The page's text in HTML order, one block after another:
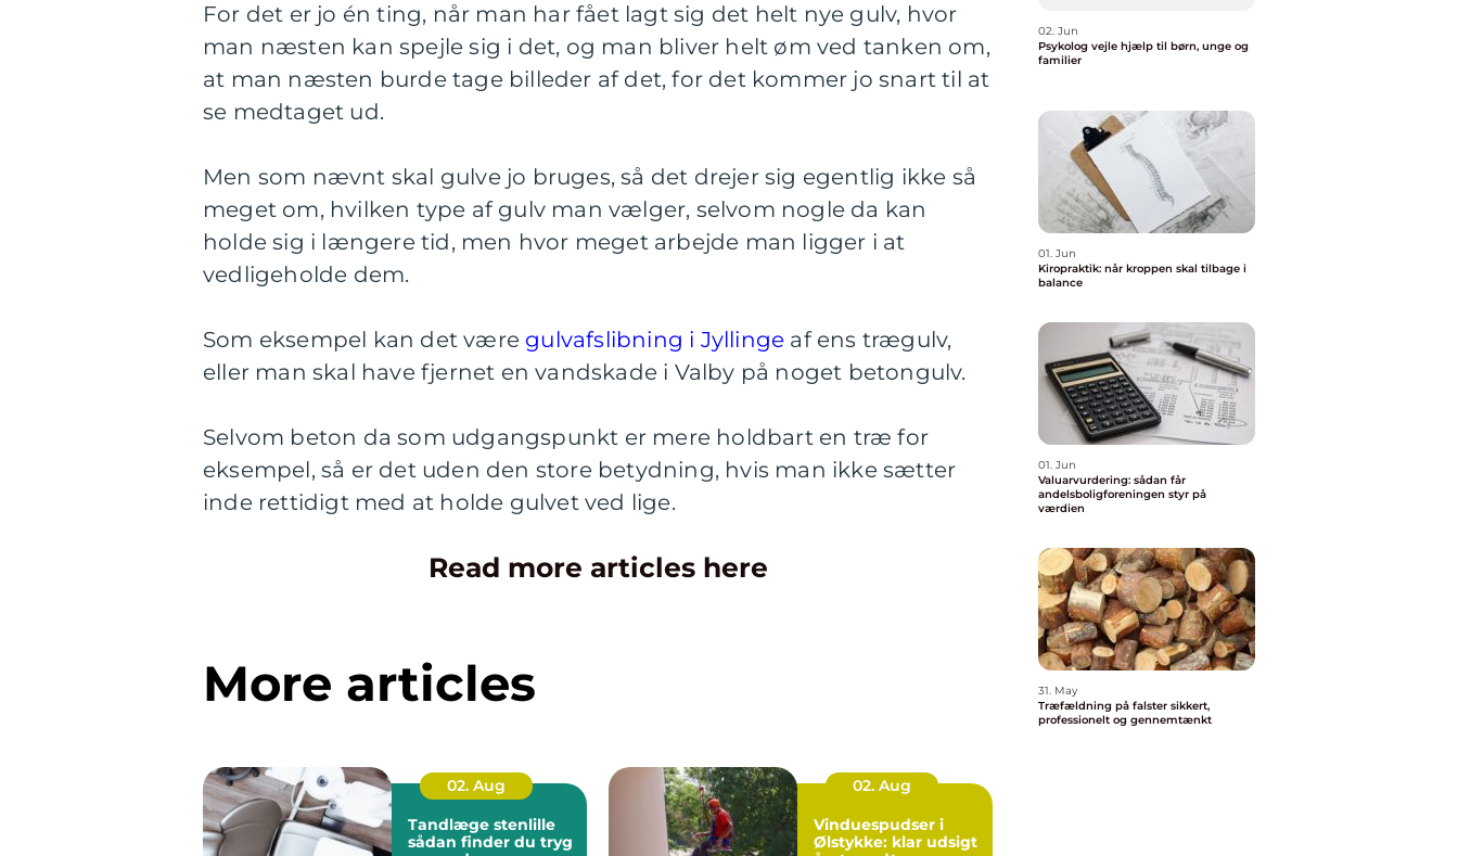
For det er jo én ting, når man har fået lagt sig det helt nye gulv, hvor
man næsten kan spejle sig i det, og man bliver helt øm ved tanken om,
at man næsten burde tage billeder af det, for det kommer jo snart til at
se medtaget ud.
Men som nævnt skal gulve jo bruges, så det drejer sig egentlig ikke så
meget om, hvilken type af gulv man vælger, selvom nogle da kan
holde sig i længere tid, men hvor meget arbejde man ligger i at
vedligeholde dem.
Som eksempel kan det være gulvafslibning i Jyllinge af ens trægulv,
eller man skal have fjernet en vandskade i Valby på noget betongulv.
Selvom beton da som udgangspunkt er mere holdbart en træ for
eksempel, så er det uden den store betydning, hvis man ikke sætter
inde rettidigt med at holde gulvet ved lige.
Read more articles here
More articles
02. Aug
Tandlæge stenlille
sådan finder du tryg
02. Aug
Vinduespudser i
Ølstykke: klar udsigt
02. Jun
Psykolog vejle hjælp til børn, unge og
familier
01. Jun
Kiropraktik: når kroppen skal tilbage i
balance
01. Jun
Valuarvurdering: sådan får
andelsboligforeningen styr på
værdien
31. May
Træfældning på falster sikkert,
professionelt og gennemtænkt